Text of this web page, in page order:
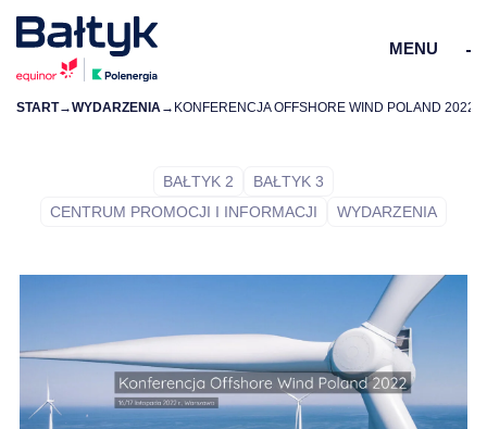
MENU
DLA SPOŁECZNOŚCI
ŚRODOWISKO
START→WYDARZENIA → KONFERENCJA OFFSHORE WIND POLAND 2022
BAŁTYK 2
BAŁTYK 3
CENTRUM PROMOCJI I INFORMACJI
WYDARZENIA